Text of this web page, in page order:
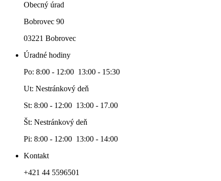
Obecný úrad
Bobrovec 90
03221 Bobrovec
Úradné hodiny
Po: 8:00 - 12:00 13:00 - 15:30
Ut: Nestránkový deň
St: 8:00 - 12:00 13:00 - 17.00
Št: Nestránkový deň
Pi: 8:00 - 12:00 13:00 - 14:00
Kontakt
+421 44 5596501